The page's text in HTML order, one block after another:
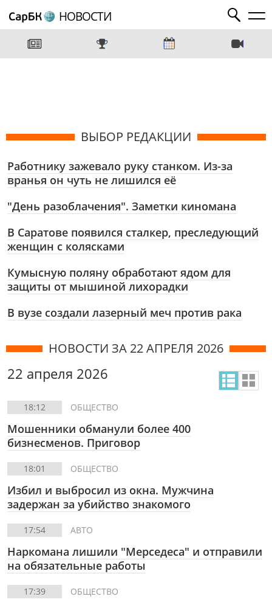
НОВОСТИ
ВЫБОР РЕДАКЦИИ
Работнику зажевало руку станком. Из-за
вранья он чуть не лишился её
"День разоблачения". Заметки киномана
В Саратове появился сталкер, преследующий
женщин с колясками
Кумысную поляну обработают ядом для
защиты от мышиной лихорадки
В вузе создали лазерный меч против рака
НОВОСТИ ЗА 22 АПРЕЛЯ 2026
22 апреля 2026
18:12 ОБЩЕСТВО
Мошенники обманули более 400
бизнесменов. Приговор
18:01 ОБЩЕСТВО
Избил и выбросил из окна. Мужчина
задержан за убийство знакомого
17:54 АВТО
Наркомана лишили "Мерседеса" и отправили
на обязательные работы
17:39 ОБЩЕСТВО